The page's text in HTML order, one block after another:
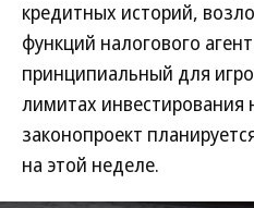
кредитных историй,
функций налогового
принципиальный для
лимитах инвестирования
законопроект
на этой неделе.